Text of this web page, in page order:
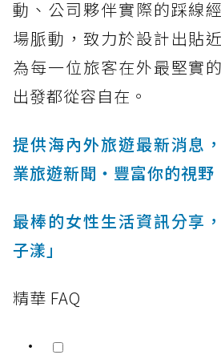
動、公司夥伴實際的踩線
場脈動，致力於設計出貼
為每一位旅客在外最堅實
出發都從容自在。
提供海內外旅遊最新消息
業旅遊新聞‧豐富你的視野
最棒的女性生活資訊分享
子漾」
精華 FAQ